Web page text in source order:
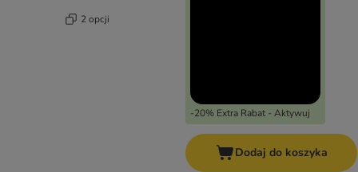
2 opcji
-20% Extra Rabat - Aktywuj
Dodaj do koszyka